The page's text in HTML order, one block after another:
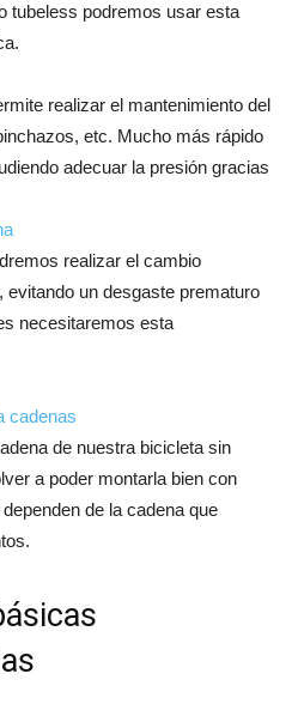
tubeless podremos usar esta
realizar el mantenimiento del
etc. Mucho más rápido
adecuar la presión gracias
realizar el cambio
evitando un desgaste prematuro
necesitaremos esta
cadenas
de nuestra bicicleta sin
a poder montarla bien con
de la cadena que